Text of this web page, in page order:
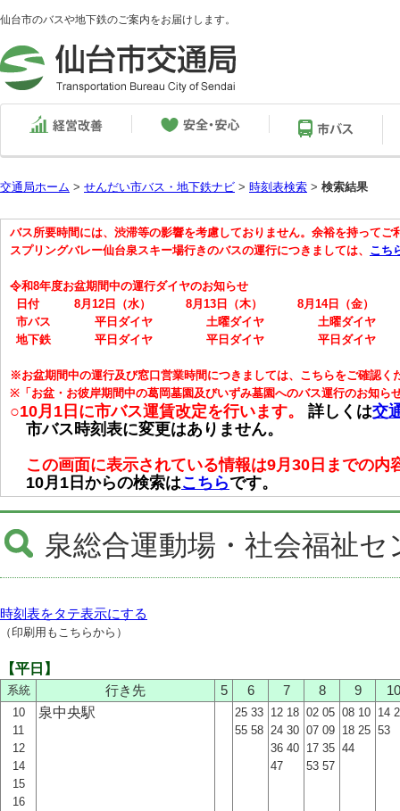
仙台市のバスや地下鉄のご案内をお届けします。
交通局ホーム > せんだい市バス・地下鉄ナビ > 時刻表検索 > 検索結果
バス所要時間には、渋滞等の影響を考慮しておりません。余裕を持ってご
スプリングバレー仙台泉スキー場行きのバスの運行につきましては、 こち
令和8年度お盆期間中の運行ダイヤのお知らせ
日付
8月12日（水） 8月13日（木）
8月14日（金）
市バス
平日ダイヤ 土曜ダイヤ
土曜ダイヤ
地下鉄
平日ダイヤ 平日ダイヤ 平日ダイヤ
※お盆期間中の運行及び窓口営業時間につきましては、こちらをご確認
※「お盆・お彼岸期間中の葛岡墓園及びいずみ墓園へのバス運行のお知ら
○10月1日に市バス運賃改定を行います。 詳しくは交
市バス時刻表に変更はありません。
この画面に表示されている情報は9月30日までの内
10月1日からの検索はこちらです。
泉総合運動場・社会福祉セ
時刻表をタテ表示にする
（印刷用もこちらから）
【平日】
系統 行き先 5 6 7 8 9 10
10
11
12
14
15
16
泉中央駅
25 33
55 58
12 18
24 30
36 40
47
02 05
07 09
17 35
53 57
08 10
18 25
44
14
53